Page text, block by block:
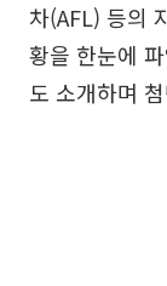
차(AFL) 등의
황을 한눈에
도 소개하며